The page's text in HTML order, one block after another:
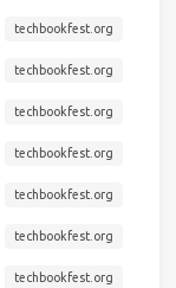
techbookfest.org
techbookfest.org
techbookfest.org
techbookfest.org
techbookfest.org
techbookfest.org
techbookfest.org